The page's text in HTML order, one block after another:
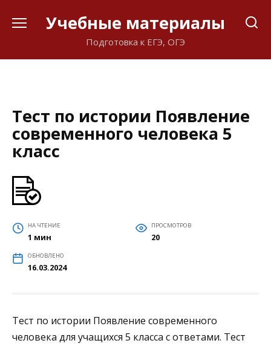
Учебные материалы
Подготовка к ЕГЭ, ОГЭ
Тест по истории Появление
современного человека 5
класс
НА ЧТЕНИЕ
1 мин
ПРОСМОТРОВ
20
ОБНОВЛЕНО
16.03.2024
Тест по истории Появление современного
человека для учащихся 5 класса с ответами. Тест